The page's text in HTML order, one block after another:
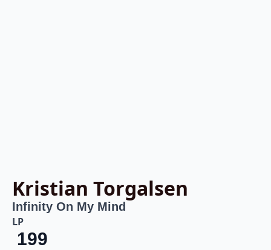
Kristian Torgalsen
Infinity On My Mind
LP
199